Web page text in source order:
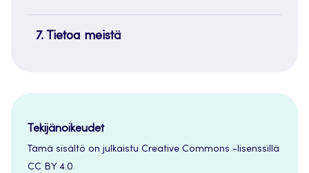
7. Tietoa meistä
Tekijänoikeudet
Tämä sisältö on julkaistu Creative Commons -lisenssillä
CC BY 4.0.